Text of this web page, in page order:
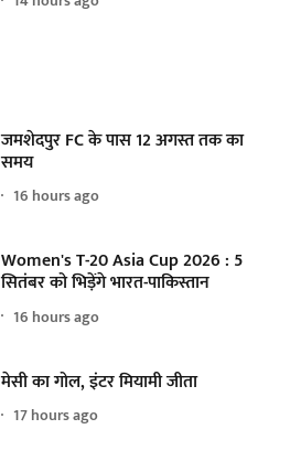
जमशेदपुर FC के पास 12 अगस्त तक का
समय
16 hours ago
Women's T-20 Asia Cup 2026 : 5
सितंबर को भिड़ेंगे भारत-पाकिस्तान
16 hours ago
मेसी का गोल, इंटर मियामी जीता
17 hours ago